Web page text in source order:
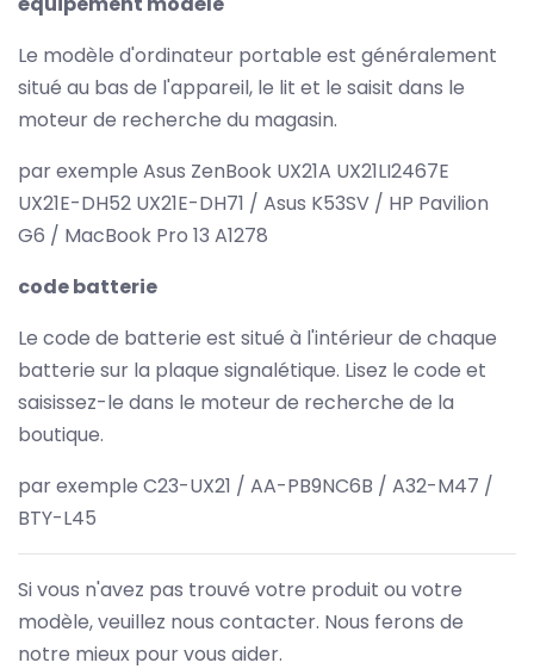
Le modèle d'ordinateur portable est généralement
situé au bas de l'appareil, le lit et le saisit dans le
moteur de recherche du magasin.
par exemple Asus ZenBook UX21A UX21LI2467E
UX21E-DH52 UX21E-DH71 / Asus K53SV / HP Pavilion
G6 / MacBook Pro 13 A1278
code batterie
Le code de batterie est situé à l'intérieur de chaque
batterie sur la plaque signalétique. Lisez le code et
saisissez-le dans le moteur de recherche de la
boutique.
par exemple C23-UX21 / AA-PB9NC6B / A32-M47 /
BTY-L45
Si vous n'avez pas trouvé votre produit ou votre
modèle, veuillez nous contacter. Nous ferons de
notre mieux pour vous aider.